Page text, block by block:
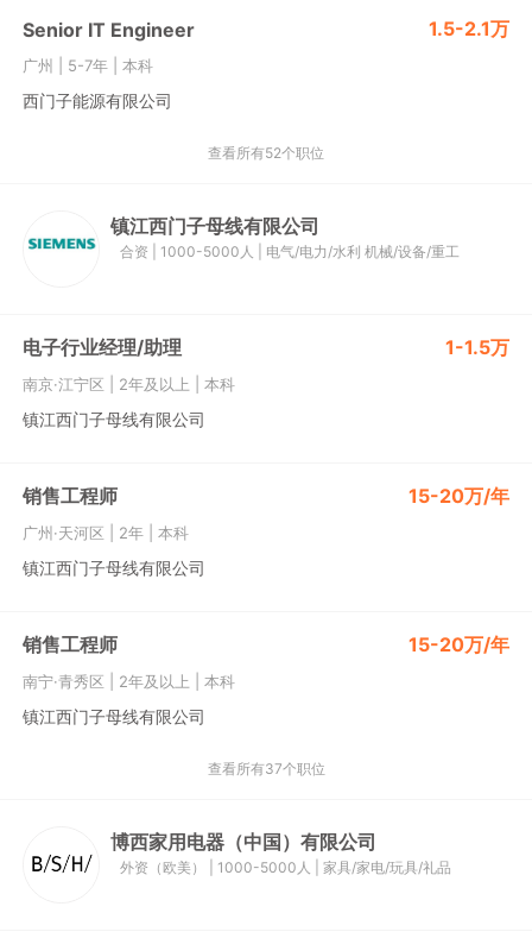
Senior IT Engineer 1.5-2.1万
广州 5-7年 本科
西门子能源有限公司
查看所有52个职位
镇江西门子母线有限公司
合资 1000-5000人 电气/电力/水利 机械/设备/重工
电子行业经理/助理 1-1.5万
南京·江宁区 2年及以上 本科
镇江西门子母线有限公司
销售工程师 15-20万/年
广州·天河区 2年 本科
镇江西门子母线有限公司
销售工程师 15-20万/年
南宁·青秀区 2年及以上 本科
镇江西门子母线有限公司
查看所有37个职位
博西家用电器（中国）有限公司
外资（欧美） 1000-5000人 家具/家电/玩具/礼品